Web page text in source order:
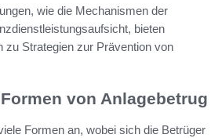
wie die Mechanismen der
bieten
zu Strategien zur Prävention von
von Anlagebetrug
Formen an, wobei sich die Betrüger